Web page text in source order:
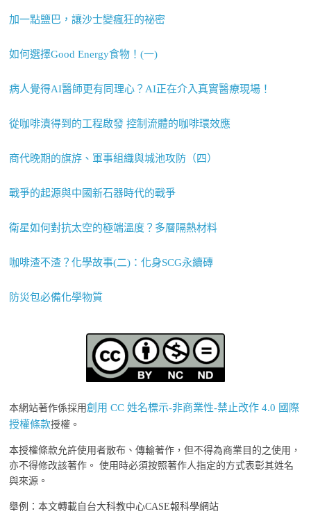
加一點鹽巴，讓沙士變瘋狂的祕密
如何選擇Good Energy食物！(一)
病人覺得AI醫師更有同理心？AI正在介入真實醫療現場！
從咖啡漬得到的工程啟發 控制流體的咖啡環效應
商代晚期的旗斿、軍事組織與城池攻防（四）
戰爭的起源與中國新石器時代的戰爭
衛星如何對抗太空的極端溫度？多層隔熱材料
咖啡渣不渣？化學故事(二)：化身SCG永續磚
防災包必備化學物質
本網站著作係採用創用 CC 姓名標示-非商業性-禁止改作 4.0 國際
授權條款授權。
本授權條款允許使用者散布、傳輸著作，但不得為商業目的之使用，
亦不得修改該著作。 使用時必須按照著作人指定的方式表彰其姓名
與來源。
舉例：本文轉載自台大科教中心CASE報科學網站